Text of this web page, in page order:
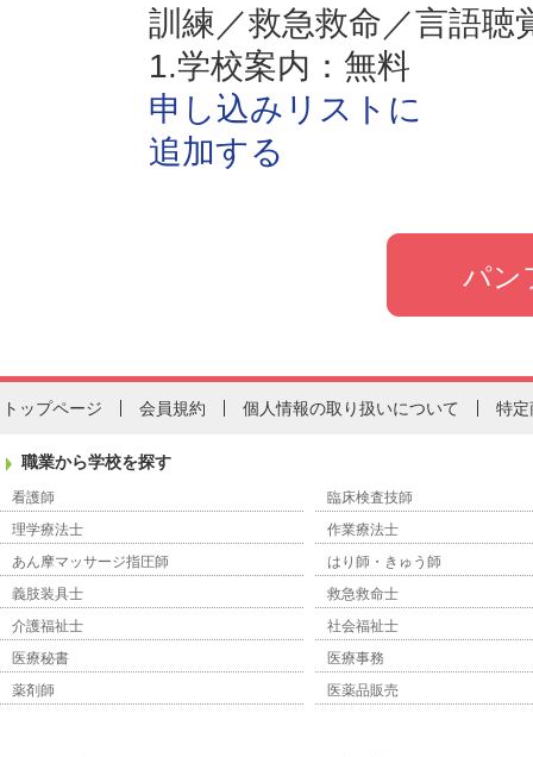
訓練／救急救命／言語
1.学校案内：無料
申し込みリストに
追加する
トップページ 会員規約 個人情報の取り扱いについて 特定
職業から学校を探す
看護師
臨床検査技師
理学療法士
作業療法士
あん摩マッサージ指圧師
はり師・きゅう師
義肢装具士
救急救命士
介護福祉士
社会福祉士
医療秘書
医療事務
薬剤師
医薬品販売